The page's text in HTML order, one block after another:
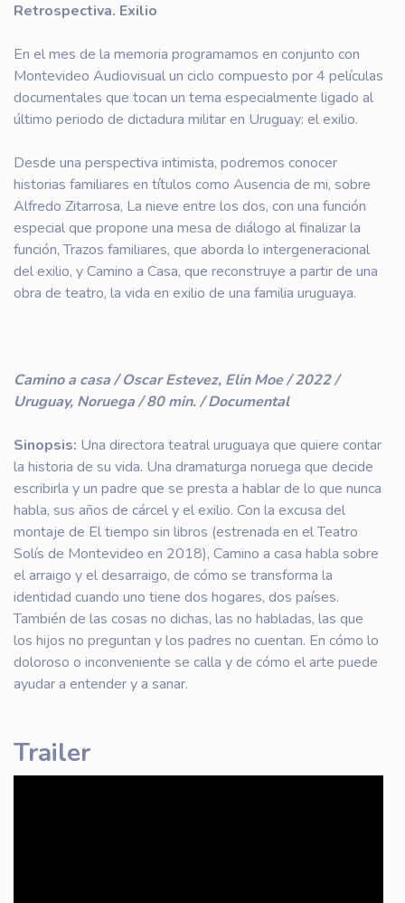
Retrospectiva. Exilio
En el mes de la memoria programamos en conjunto con
Montevideo Audiovisual un ciclo compuesto por 4 películas
documentales que tocan un tema especialmente ligado al
último periodo de dictadura militar en Uruguay: el exilio.
Desde una perspectiva intimista, podremos conocer
historias familiares en títulos como Ausencia de mi, sobre
Alfredo Zitarrosa, La nieve entre los dos, con una función
especial que propone una mesa de diálogo al finalizar la
función, Trazos familiares, que aborda lo intergeneracional
del exilio, y Camino a Casa, que reconstruye a partir de una
obra de teatro, la vida en exilio de una familia uruguaya.
Camino a casa / Oscar Estevez, Elin Moe / 2022 /
Uruguay, Noruega / 80 min. / Documental
Sinopsis: Una directora teatral uruguaya que quiere contar
la historia de su vida. Una dramaturga noruega que decide
escribirla y un padre que se presta a hablar de lo que nunca
habla, sus años de cárcel y el exilio. Con la excusa del
montaje de El tiempo sin libros (estrenada en el Teatro
Solís de Montevideo en 2018), Camino a casa habla sobre
el arraigo y el desarraigo, de cómo se transforma la
identidad cuando uno tiene dos hogares, dos países.
También de las cosas no dichas, las no habladas, las que
los hijos no preguntan y los padres no cuentan. En cómo lo
doloroso o inconveniente se calla y de cómo el arte puede
ayudar a entender y a sanar.
Trailer